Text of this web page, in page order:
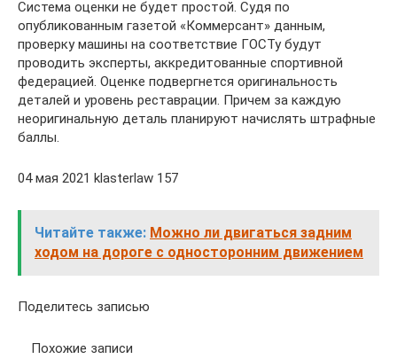
Система оценки не будет простой. Судя по
опубликованным газетой «Коммерсант» данным,
проверку машины на соответствие ГОСТу будут
проводить эксперты, аккредитованные спортивной
федерацией. Оценке подвергнется оригинальность
деталей и уровень реставрации. Причем за каждую
неоригинальную деталь планируют начислять штрафные
баллы.
04 мая 2021 klasterlaw 157
Читайте также: Можно ли двигаться задним
ходом на дороге с односторонним движением
Поделитесь записью
Похожие записи